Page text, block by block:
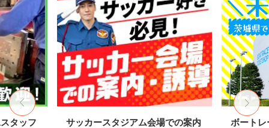
タッフ
サッカースタジアム会場での案内
ボートレ